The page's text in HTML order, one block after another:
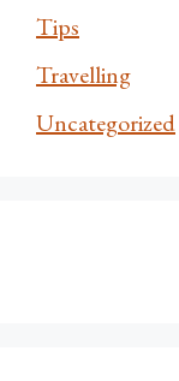
Tips
Travelling
Uncategorized